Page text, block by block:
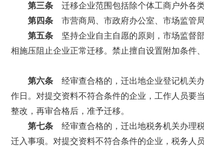
第三条 迁移企业范围包括除个体工商户外各
第四条 市营商局、市政府办公室、市场监管
第五条 坚持企业自主自愿的原则，市场监督
相施压阻止企业正常迁移。禁止擅自设置附加条件
第六条 经审查合格的，迁出地企业登记机关
作日。对提交资料不符合条件的企业， 工作人员要
整改，再审合格后，准予迁移。
第七条 经审查合格的，迁出地税务机关办理
迁入事项。对提交资料不符合条件的企业， 税务人